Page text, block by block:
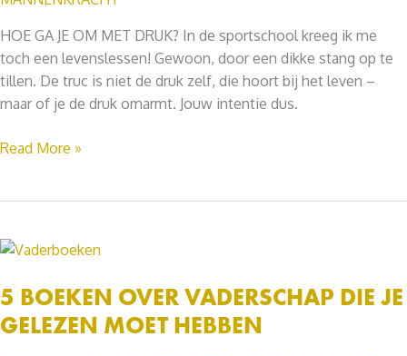
HOE GA JE OM MET DRUK? In de sportschool kreeg ik me
toch een levenslessen! Gewoon, door een dikke stang op te
tillen. De truc is niet de druk zelf, die hoort bij het leven –
maar of je de druk omarmt. Jouw intentie dus.
HOE
MET
DRUK?
Read More »
5 BOEKEN OVER VADERSCHAP DIE JE
GELEZEN MOET HEBBEN